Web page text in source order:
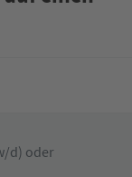
d) oder